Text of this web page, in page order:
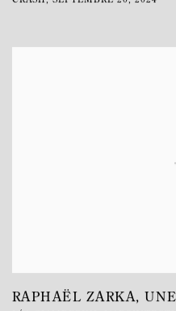
RAPHAËL ZARKA,